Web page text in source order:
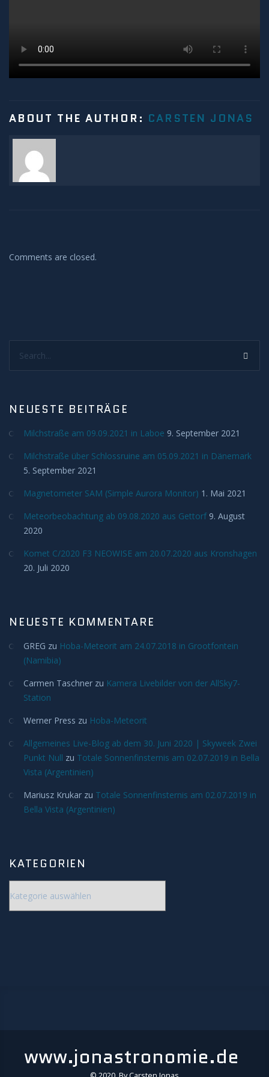
Meteoriten
Chondriten
Eisenmeteorite
NAFT
AllSkyCam
Bau der Säule
SAM
Datenschutz
Impressum
ABOUT THE AUTHOR: CARSTEN JONAS
Comments are closed.
NEUESTE BEITRÄGE
Milchstraße am 09.09.2021 in Laboe 9. September 2021
Milchstraße über Schlossruine am 05.09.2021 in Dänemark
5. September 2021
Magnetometer SAM (Simple Aurora Monitor) 1. Mai 2021
Meteorbeobachtung ab 09.08.2020 aus Gettorf 9. August
2020
Komet C/2020 F3 NEOWISE am 20.07.2020 aus Kronshagen
20. Juli 2020
NEUESTE KOMMENTARE
GREG zu Hoba-Meteorit am 24.07.2018 in Grootfontein
(Namibia)
Carmen Taschner zu Kamera Livebilder von der AllSky7-
Station
Werner Press zu Hoba-Meteorit
Allgemeines Live-Blog ab dem 30. Juni 2020 | Skyweek Zwei
Punkt Null zu Totale Sonnenfinsternis am 02.07.2019 in Bella
Vista (Argentinien)
Mariusz Krukar zu Totale Sonnenfinsternis am 02.07.2019 in
Bella Vista (Argentinien)
KATEGORIEN
www.jonastronomie.de